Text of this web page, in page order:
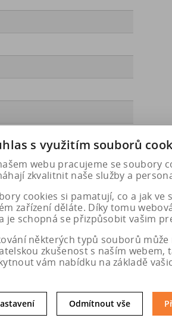
qr/1138503
s využitím souborů
webu pracujeme se soubory
zkvalitnit naše služby a
cookies si pamatují, co a jak ve
zařízení děláte. Díky tomu
je schopná se přizpůsobit vašim
některých typů souborů může
zkušenost s naším webem,
vám nabídku na základě
Odmítnout vše